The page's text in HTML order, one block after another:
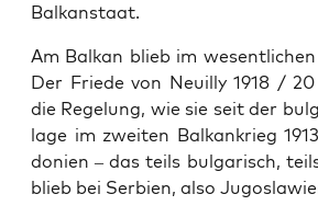
Balkanstaat.
Am Bal­kan blieb im
Der Frie­de von Neuil­ly 1918 /
die Rege­lung, wie sie seit der
la­ge im zwei­ten Bal­kan­krieg
do­ni­en – das teils bul­ga­risch,
blieb bei Ser­bi­en, also